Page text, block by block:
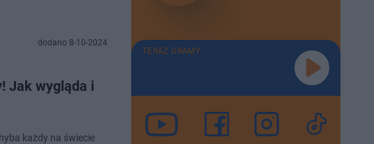
dodano 8-10-2024
Jak wygląda i
każdy na świecie
TERAZ GRAMY